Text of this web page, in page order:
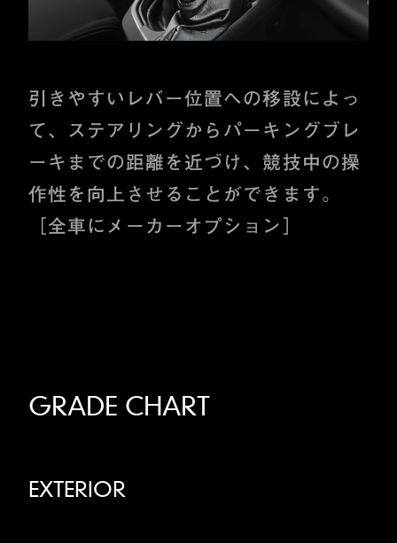
引きやすいレバー位置への移設によっ
て、ステアリングからパーキングブレ
ーキまでの距離を近づけ、競技中の操
作性を向上させることができます。
［全車にメーカーオプション］
GRADE CHART
EXTERIOR